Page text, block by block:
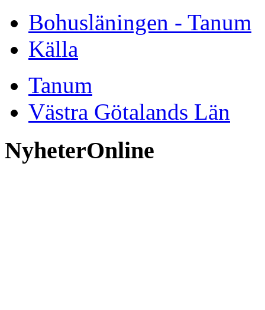
Bohusläningen - Tanum
Källa
Tanum
Västra Götalands Län
NyheterOnline